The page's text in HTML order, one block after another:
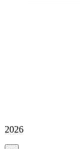
2026